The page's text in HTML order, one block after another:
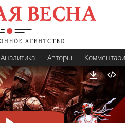
Аналитика Авторы
Скачать